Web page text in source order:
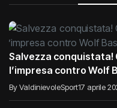
Salvezza conquistata!
l’impresa contro Wolf
By ValdinievoleSport17 aprile